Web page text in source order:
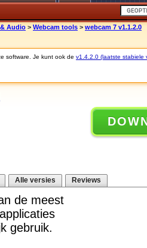
Audio > Webcam tools > webcam 7 v1.1.2.0
software. Je kunt ook de v1.4.2.0 (laatste stabiele
Alle versies Reviews
de meest
gebruik.